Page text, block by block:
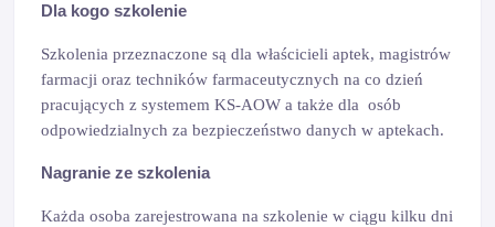
Dla kogo szkolenie
Szkolenia przeznaczone są dla właścicieli aptek, magistrów
farmacji oraz techników farmaceutycznych na co dzień
pracujących z systemem KS-AOW a także dla osób
odpowiedzialnych za bezpieczeństwo danych w aptekach.
Nagranie ze szkolenia
Każda osoba zarejestrowana na szkolenie w ciągu kilku dni